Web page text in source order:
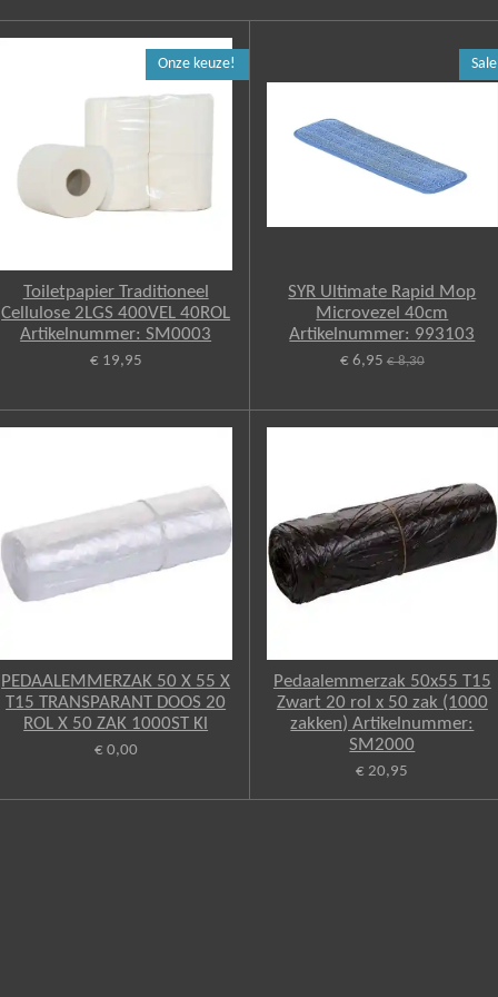
Onze keuze!
Toiletpapier Traditioneel
Cellulose 2LGS 400VEL 40ROL
Artikelnummer: SM0003
€ 19,95
SYR Ultimate Rapid Mop
Microvezel 40cm
Artikelnummer: 993103
€ 6,95 € 8,30
PEDAALEMMERZAK 50 X 55 X
T15 TRANSPARANT DOOS 20
ROL X 50 ZAK 1000ST Kl
€ 0,00
Pedaalemmerzak 50x55 T15
Zwart 20 rol x 50 zak (1000
zakken) Artikelnummer:
SM2000
€ 20,95